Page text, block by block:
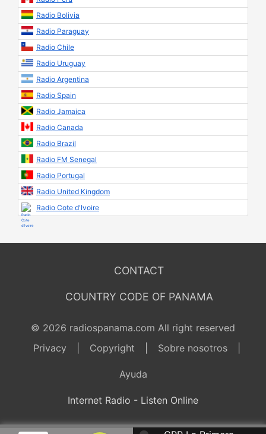
Radio Bolivia
Radio Paraguay
Radio Chile
Radio Uruguay
Radio Argentina
Radio Spain
Radio Jamaica
Radio Canada
Radio Brazil
Radio FM Senegal
Radio Portugal
Radio United Kingdom
Radio Cote d'Ivoire
CONTACT
COUNTRY CODE OF PANAMA
© 2026 radiospanama.com All right reserved
Privacy
Copyright Sobre nosotros
Ayuda
Internet Radio - Listen Online